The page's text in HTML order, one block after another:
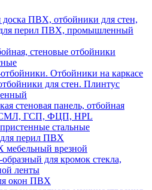
доска ПВХ, отбойники для стен,
перил ПВХ, промышленный
стеновые отбойники
Отбойники на каркасе
для стен. Плинтус
стеновая панель, отбойная
СМЛ, ГСП, ФЦП, HPL
стальные
перил ПВХ
врезной
для кромок стекла,
ленты
окон ПВХ